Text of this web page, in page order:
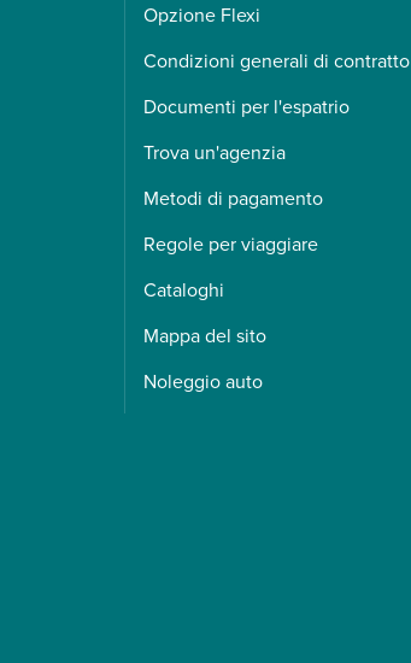
Opzione Flexi
Condizioni generali di contratto
Documenti per l'espatrio
Trova un'agenzia
Metodi di pagamento
Regole per viaggiare
Cataloghi
Mappa del sito
Noleggio auto